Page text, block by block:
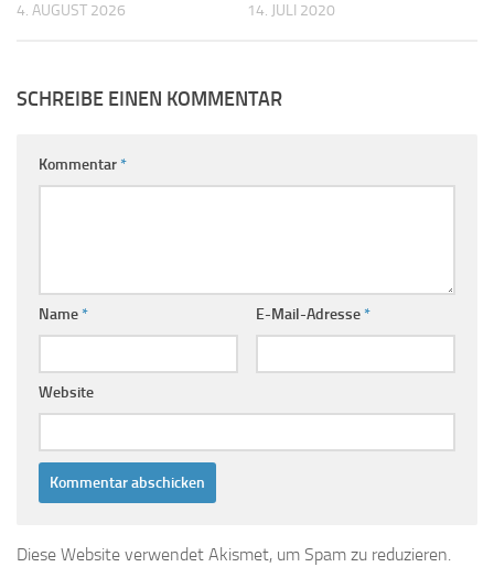
4. AUGUST 2026 14. JULI 2020
SCHREIBE EINEN KOMMENTAR
Kommentar*
Name* E-Mail-Adresse*
Website
Diese Website verwendet Akismet, um Spam zu reduzieren.